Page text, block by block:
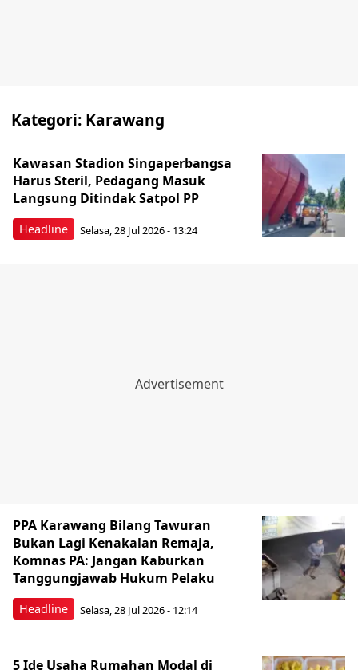
Kategori: Karawang
Headline
Kawasan Stadion Singaperbangsa
Harus Steril, Pedagang Masuk
Langsung Ditindak Satpol PP
Selasa, 28 Jul 2026 - 13:24
Headline
PPA Karawang Bilang Tawuran
Bukan Lagi Kenakalan Remaja,
Komnas PA: Jangan Kaburkan
Tanggungjawab Hukum Pelaku
Selasa, 28 Jul 2026 - 12:14
5 Ide Usaha Rumahan Modal di